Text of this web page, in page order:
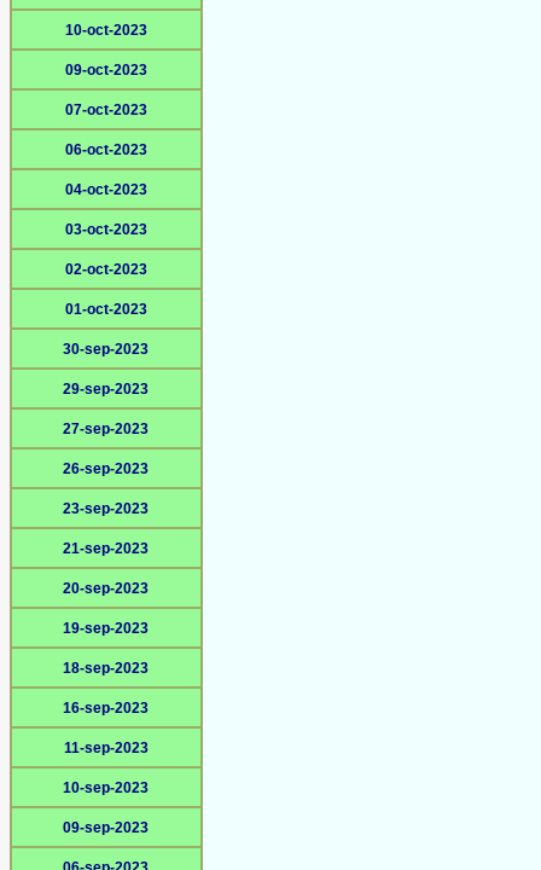
10-oct-2023
09-oct-2023
07-oct-2023
06-oct-2023
04-oct-2023
03-oct-2023
02-oct-2023
01-oct-2023
30-sep-2023
29-sep-2023
27-sep-2023
26-sep-2023
23-sep-2023
21-sep-2023
20-sep-2023
19-sep-2023
18-sep-2023
16-sep-2023
11-sep-2023
10-sep-2023
09-sep-2023